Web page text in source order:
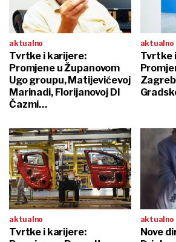
aktualno
Tvrtke i karijere:
Promjene u Županovom
Ugo groupu, Matijevićevoj
Marinadi, Florijanovoj DI
Čazmi…
aktualno
Tvrtke
aktualno
Tvrtke i karijere:
aktualno
Nove